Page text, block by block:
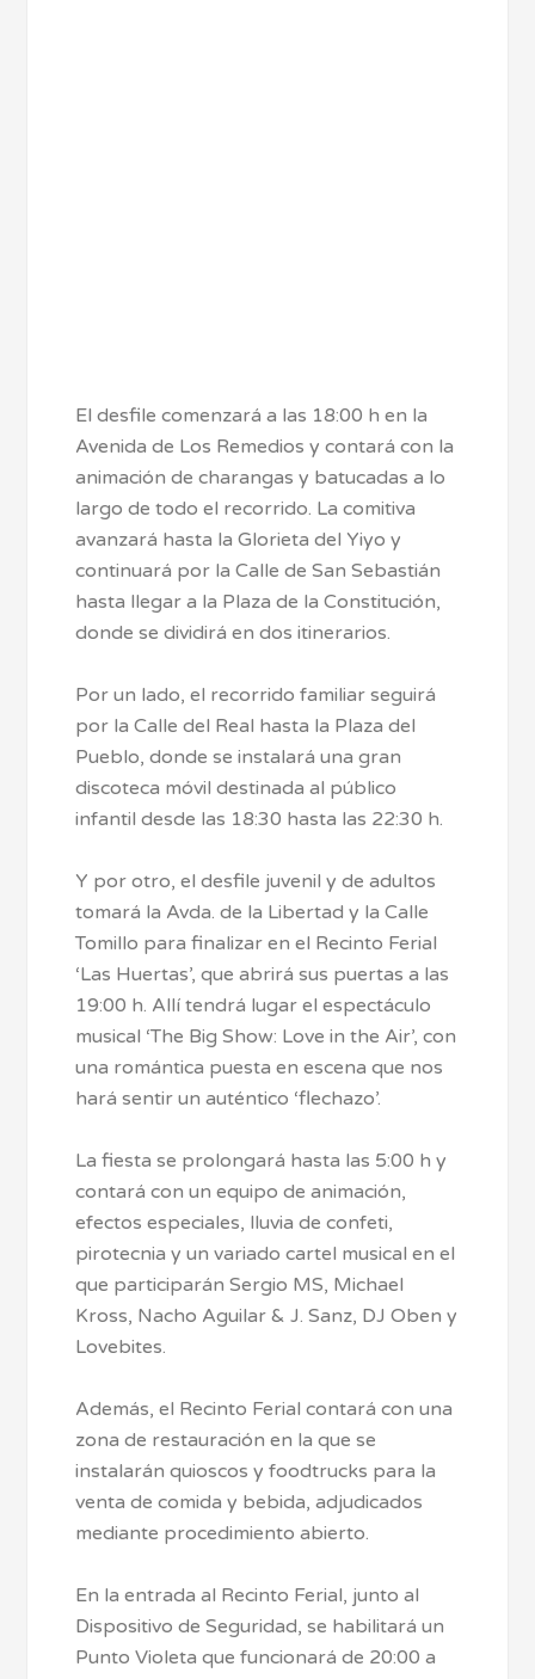
El desfile comenzará a las 18:00 h en la
Avenida de Los Remedios y contará con la
animación de charangas y batucadas a lo
largo de todo el recorrido. La comitiva
avanzará hasta la Glorieta del Yiyo y
continuará por la Calle de San Sebastián
hasta llegar a la Plaza de la Constitución,
donde se dividirá en dos itinerarios.
Por un lado, el recorrido familiar seguirá
por la Calle del Real hasta la Plaza del
Pueblo, donde se instalará una gran
discoteca móvil destinada al público
infantil desde las 18:30 hasta las 22:30 h.
Y por otro, el desfile juvenil y de adultos
tomará la Avda. de la Libertad y la Calle
Tomillo para finalizar en el Recinto Ferial
‘Las Huertas’, que abrirá sus puertas a las
19:00 h. Allí tendrá lugar el espectáculo
musical ‘The Big Show: Love in the Air’, con
una romántica puesta en escena que nos
hará sentir un auténtico ‘flechazo’.
La fiesta se prolongará hasta las 5:00 h y
contará con un equipo de animación,
efectos especiales, lluvia de confeti,
pirotecnia y un variado cartel musical en el
que participarán Sergio MS, Michael
Kross, Nacho Aguilar & J. Sanz, DJ Oben y
Lovebites.
Además, el Recinto Ferial contará con una
zona de restauración en la que se
instalarán quioscos y foodtrucks para la
venta de comida y bebida, adjudicados
mediante procedimiento abierto.
En la entrada al Recinto Ferial, junto al
Dispositivo de Seguridad, se habilitará un
Punto Violeta que funcionará de 20:00 a